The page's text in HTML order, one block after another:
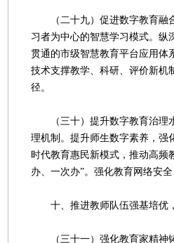
（二十九）促进数字教育融合
习者为中心的智慧学习模式。纵
贯通的市级智慧教育平台应用体
技术支撑教学、科研、评价新机
径。
（三十）提升数字教育治理水
理机制。提升师生数字素养，强
时代教育惠民新模式，推动高频
办、一次办”。强化教育网络安
十、推进教师队伍强基培优
（三十一）强化教育家精神铸